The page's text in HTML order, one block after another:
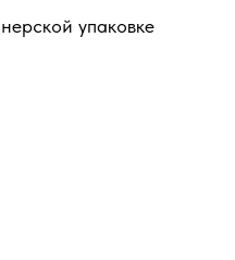
упаковке